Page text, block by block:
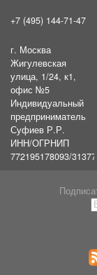
+7 (495) 144-71-47
г. Москва
Жигулевская
улица, 1/24, к1,
офис №5
Индивидуальный
предприниматель
Суфиев Р.Р.
ИНН/ОГРНИП
772195178093/